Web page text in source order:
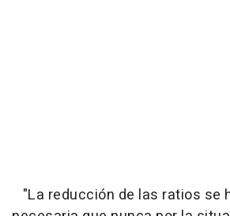
"La reducción de las ratios se